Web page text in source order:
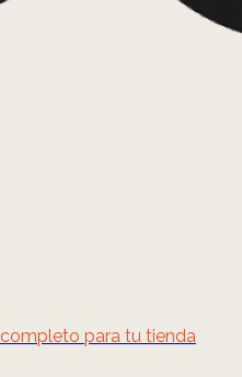
para tu tienda